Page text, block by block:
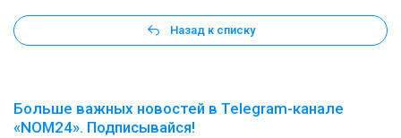
Назад к списку
Больше важных новостей в Telegram-канале
«NOM24». Подписывайся!